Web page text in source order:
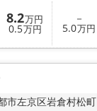
8.2万円
0.5万円
－
5.0万円
市左京区岩倉村松町